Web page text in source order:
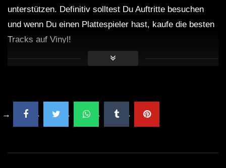
Lorenzo Raganzini | HEX Berlin
31072022 at Anomalie Art Club
unterstützen. Definitiv solltest Du Auftritte besuchen
und wenn Du einen Plattespieler hast, kaufe die besten
Tracks auf Vinyl!